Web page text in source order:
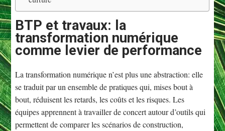
BTP et travaux: la
transformation numérique
comme levier de performance
La transformation numérique n’est plus une abstraction: elle
se traduit par un ensemble de pratiques qui, mises bout à
bout, réduisent les retards, les coûts et les risques. Les
équipes apprennent à travailler de concert autour d’outils qui
permettent de comparer les scénarios de construction,